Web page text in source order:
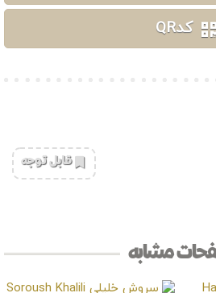
کدQR
‌قابل توجه
مشابه